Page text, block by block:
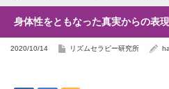
身体性をともなった真実からの表現
2020/10/14 リズムセラピー研究所